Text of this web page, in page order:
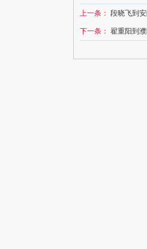
上一条： 段晓飞到
下一条： 翟重阳到